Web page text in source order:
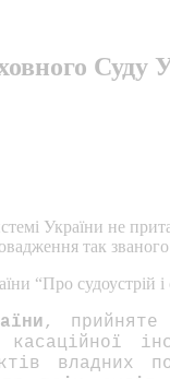
Суду
України не
так
“Про
, прийняте
касаційної
владних